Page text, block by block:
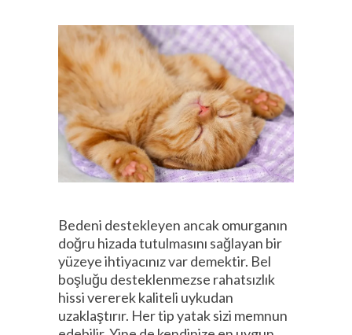
Bedeni destekleyen ancak omurganın
doğru hizada tutulmasını sağlayan bir
yüzeye ihtiyacınız var demektir. Bel
boşluğu desteklenmezse rahatsızlık
hissi vererek kaliteli uykudan
uzaklaştırır. Her tip yatak sizi memnun